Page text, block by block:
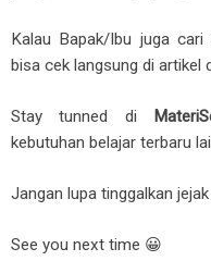
Kalau Bapak/Ibu juga cari
bisa cek langsung di artikel
Stay tunned di
kebutuhan belajar terbaru
Jangan lupa tinggalkan
See you next time 😀